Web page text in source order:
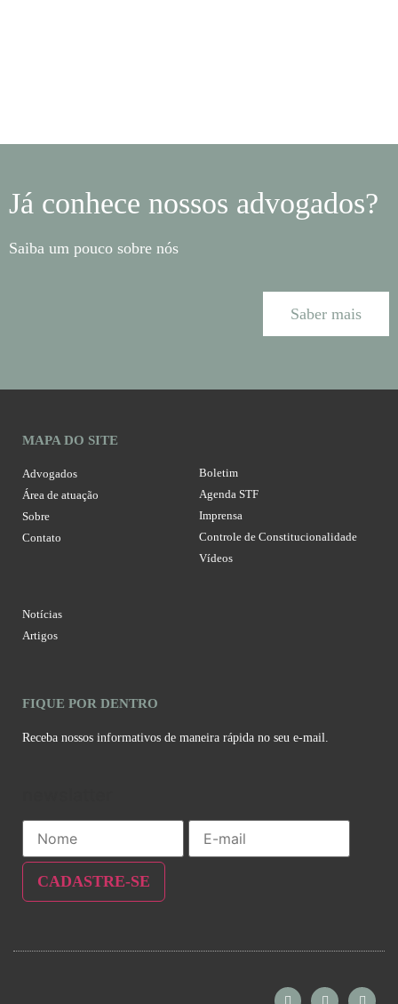
Já conhece nossos advogados?
Saiba um pouco sobre nós
Saber mais
MAPA DO SITE
Advogados
Área de atuação
Sobre
Contato
Boletim
Agenda STF
Imprensa
Controle de Constitucionalidade
Vídeos
Notícias
Artigos
FIQUE POR DENTRO
Receba nossos informativos de maneira rápida no seu e-mail.